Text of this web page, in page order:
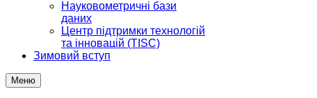
Науковометричні бази
даних
Центр підтримки технологій
та інновацій (TISC)
Зимовий вступ
Меню